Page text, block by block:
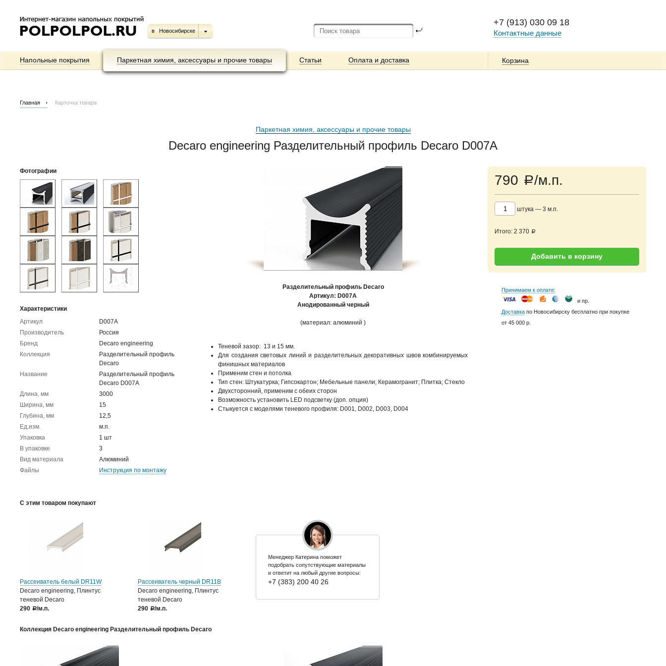
в Новосибирске
+7 (913) 030 09 18
Контактные данные
Напольные покрытия Паркетная химия, аксессуары и прочие товары Статьи Оплата и доставка Корзина
Главная Карточка товара
Паркетная химия, аксессуары и прочие товары
Decaro engineering Разделительный профиль Decaro D007А
Фотографии
Характеристики
Артикул
D007А
Производитель
Россия
Бренд
Decaro engineering
Коллекция
Разделительный профиль
Decaro
Название
Разделительный профиль
Decaro D007А
Длина, мм
3000
Ширина, мм
15
Глубина, мм
12,5
Ед.изм.
м.п.
Упаковка
1 шт
В упаковке
3
Вид материала
Алюминий
Файлы
Инструкция по монтажу
790 a/м.п.
штука — 3 м.п.
Итого: 2 370 a
Добавить в корзину
Принимаем к оплате:
и пр.
Доставка по Новосибирску бесплатно при покупке
от 45 000 р.
Разделительный профиль Decaro
Артикул: D007А
Анодированный черный
(материал: алюминий )
Теневой зазор: 13 и 15 мм.
Для создания световых линий и разделительных декоративных швов комбинируемых
финишных материалов
Применим стен и потолка
Тип стен: Штукатурка; Гипсокартон; Мебельные панели; Керамогранит; Плитка; Стекло
Двухсторонний, применим с обеих сторон
Возможность установить LED подсветку (доп. опция)
Стыкуется с моделями теневого профиля: D001, D002, D003, D004
С этим товаром покупают
Рассеиватель белый DR11W
Decaro engineering, Плинтус
теневой Decaro
290
a/м.п.
Рассеиватель черный DR11B
Decaro engineering, Плинтус
теневой Decaro
290
a/м.п.
Менеджер Катерина поможет
подобрать сопутствующие материалы
и ответит на любый другие вопросы:
+7 (383) 200 40 26
Коллекция Decaro engineering Разделительный профиль Decaro